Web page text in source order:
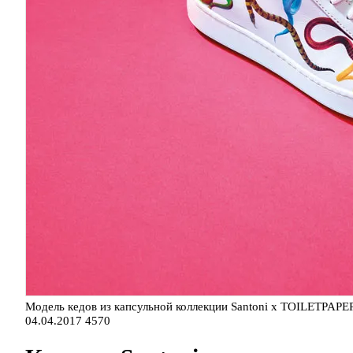
Модель кедов из капсульной коллекции Santoni x
04.04.2017 4570